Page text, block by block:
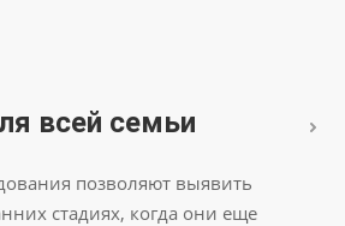
всей семьи
позволяют выявить
стадиях, когда они еще